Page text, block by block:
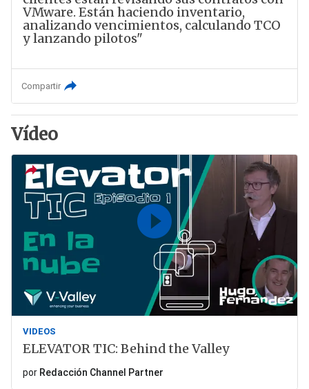
VMware. Están haciendo inventario,
analizando vencimientos, calculando TCO
y lanzando pilotos"
Compartir
Vídeo
VIDEOS
ELEVATOR TIC: Behind the Valley
por Redacción Channel Partner